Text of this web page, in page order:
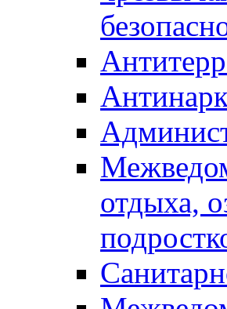
отдыха,